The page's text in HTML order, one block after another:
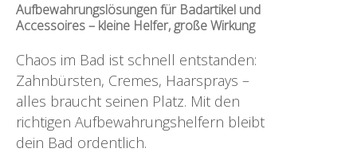
Aufbewahrungslösungen für Badartikel und
Accessoires – kleine Helfer, große Wirkung
Chaos im Bad ist schnell entstanden:
Zahnbürsten, Cremes, Haarsprays –
alles braucht seinen Platz. Mit den
richtigen Aufbewahrungshelfern bleibt
dein Bad ordentlich.